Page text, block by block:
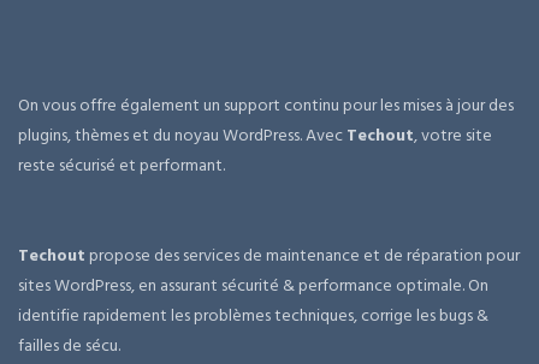
On vous offre également un support continu pour les mises à jour des
plugins, thèmes et du noyau WordPress. AvecTechout, votre site
reste sécurisé et performant.
Techout propose des services de maintenance et de réparation pour
sites WordPress, en assurant sécurité & performance optimale. On
identifie rapidement les problèmes techniques, corrige les bugs &
failles de sécu.